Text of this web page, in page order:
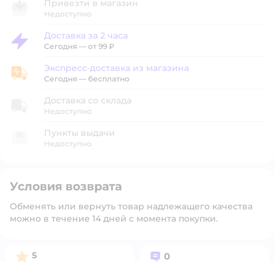
Привезти в магазин
Недоступно
Доставка за 2 часа
Доставка за 2 часа
Сегодня — от 99 ₽
Экспресс-доставка из магазина
Экспресс-доставка из магазина
Сегодня — бесплатно
Доставка со склада
Недоступно
Пункты выдачи
Недоступно
Условия возврата
Обменять или вернуть товар надлежащего качества
можно в течение 14 дней с момента покупки.
Рейтинг:
5 Вопросов:
0